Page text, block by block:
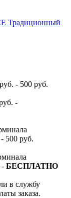
Традиционный
- 500 руб.
-
500 руб.
- БЕСПЛАТНО
в службу
заказа.